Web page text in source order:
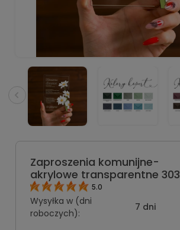
Zaproszenia komunijne-
akrylowe transparentne 303
5.0
Wysyłka w (dni
roboczych):
7 dni